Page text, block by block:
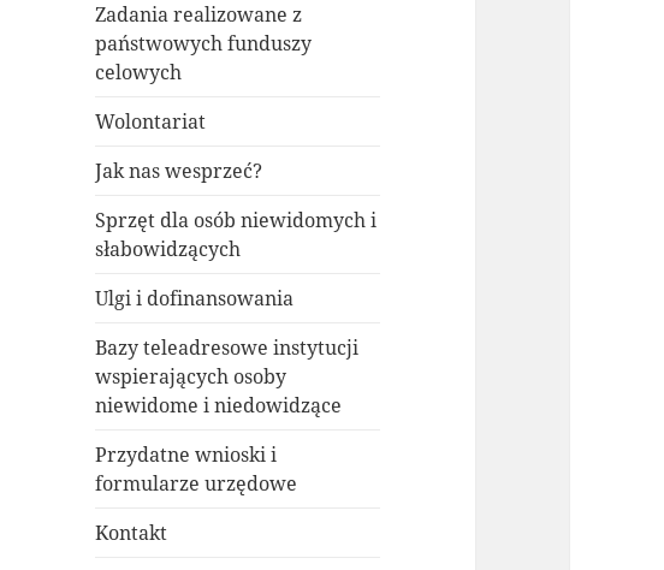
Zadania realizowane z
państwowych funduszy
celowych
Wolontariat
Jak nas wesprzeć?
Sprzęt dla osób niewidomych i
słabowidzących
Ulgi i dofinansowania
Bazy teleadresowe instytucji
wspierających osoby
niewidome i niedowidzące
Przydatne wnioski i
formularze urzędowe
Kontakt